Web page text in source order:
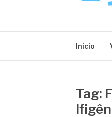
Início
Tag: